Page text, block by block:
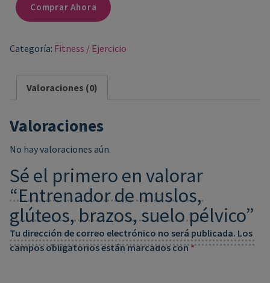
Comprar Ahora
Categoría: Fitness / Ejercicio
Valoraciones (0)
Valoraciones
No hay valoraciones aún.
Sé el primero en valorar
“Entrenador de muslos,
glúteos, brazos, suelo pélvico”
Tu dirección de correo electrónico no será publicada. Los
campos obligatorios están marcados con*